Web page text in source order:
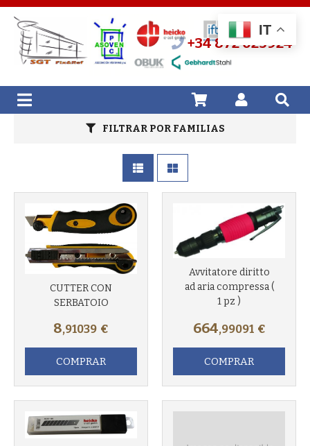
IT
+34 872 025924
FILTRAR POR FAMILIAS
CUTTER CON
SERBATOIO
8,91039 €
COMPRAR
Avvitatore diritto
ad aria compressa (
1 pz )
664,99091 €
COMPRAR